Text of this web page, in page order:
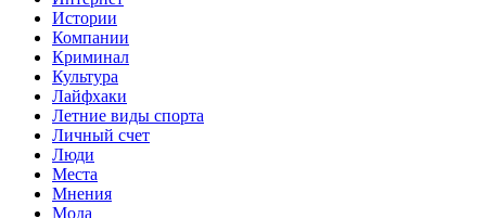
Истории
Компании
Криминал
Культура
Лайфхаки
Летние виды спорта
Личный счет
Люди
Места
Мнения
Мода